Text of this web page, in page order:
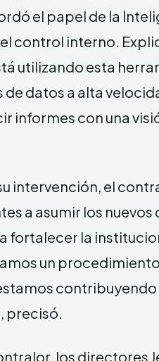
el papel de la
control interno.
utilizando esta
de datos a alta
informes con una
intervención, el
a asumir los nuevos
fortalecer la
un
contribuyendo
precisó.
los directores